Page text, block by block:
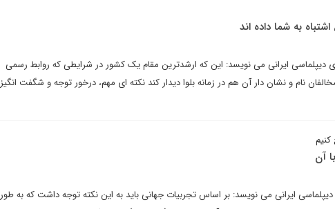
به شما داده اند
دیپلماسی ایرانی می نویسد: این که ارشدترین مقام یک کشور در شرایطی که روابط رسمی
نام و نشان دار آن هم در زمانه بلوا دیدار کند نکته ای مهم، درخور توجه و شگفت انگیز
کنیم
آن
دیپلماسی ایرانی می نویسد: بر اساس تجربیات جهانی باید به این نکته توجه داشت که به طور